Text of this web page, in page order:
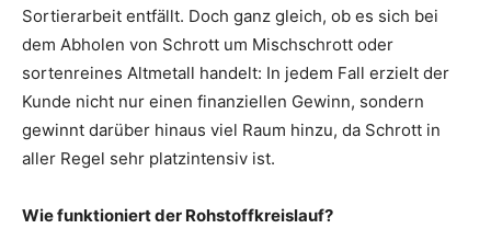
Sortierarbeit entfällt. Doch ganz gleich, ob es sich bei
dem Abholen von Schrott um Mischschrott oder
sortenreines Altmetall handelt: In jedem Fall erzielt der
Kunde nicht nur einen finanziellen Gewinn, sondern
gewinnt darüber hinaus viel Raum hinzu, da Schrott in
aller Regel sehr platzintensiv ist.
Wie funktioniert der Rohstoffkreislauf?